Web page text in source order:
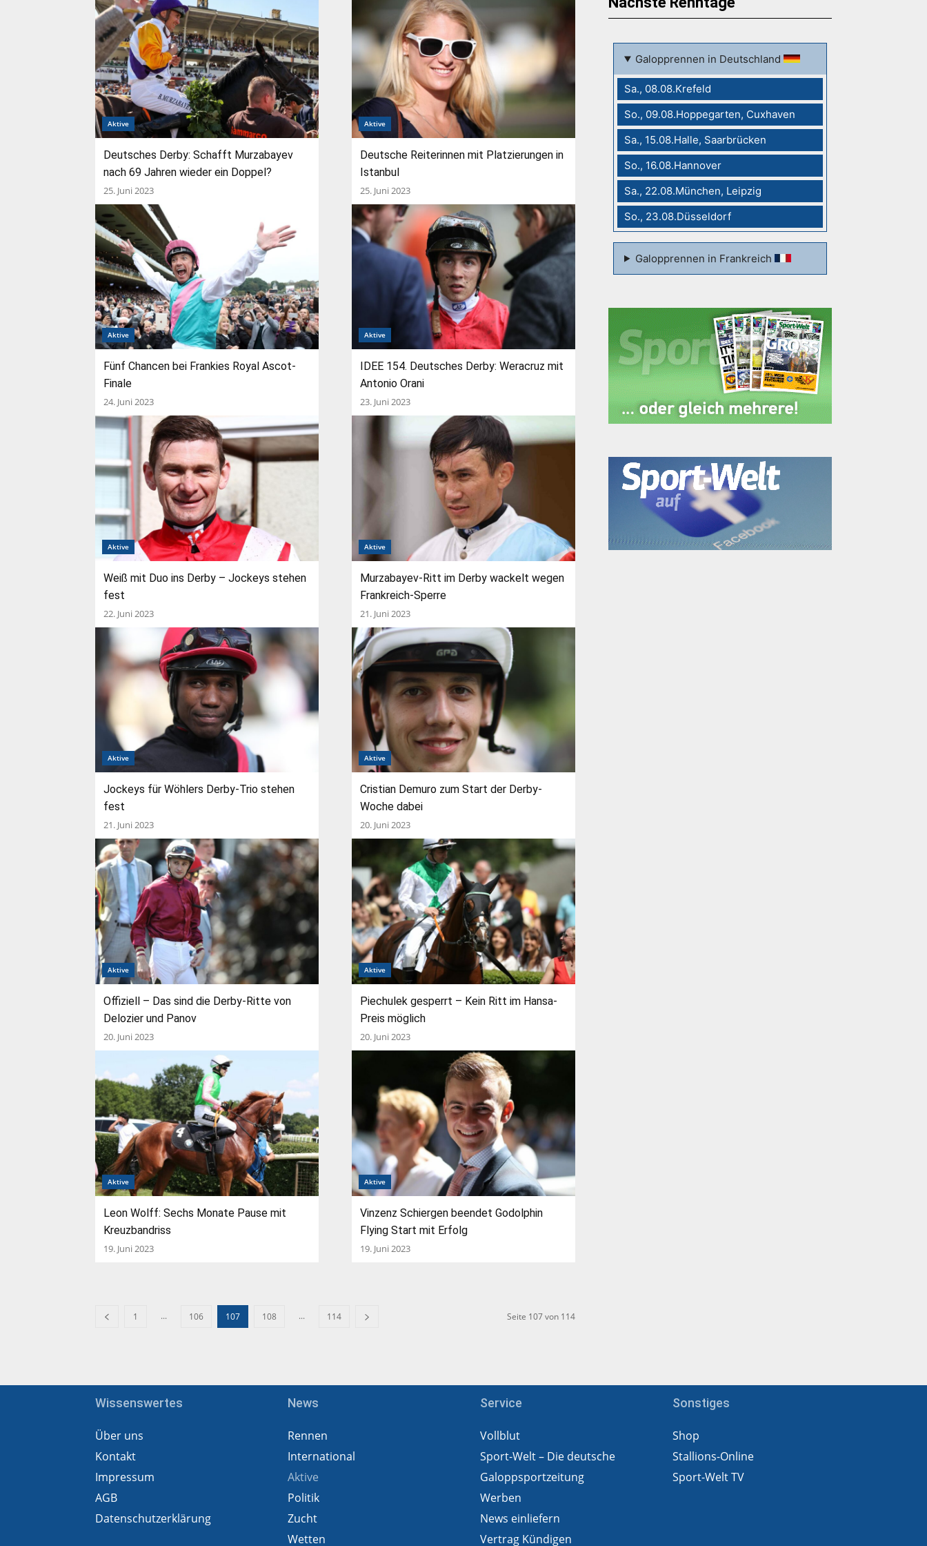
Aktive
Deutsches Derby: Schafft Murzabayev
nach 69 Jahren wieder ein Doppel?
25. Juni 2023
Aktive
Deutsche Reiterinnen mit Platzierungen in
Istanbul
25. Juni 2023
Aktive
Fünf Chancen bei Frankies Royal Ascot-
Finale
24. Juni 2023
Aktive
IDEE 154. Deutsches Derby: Weracruz mit
Antonio Orani
23. Juni 2023
Aktive
Weiß mit Duo ins Derby – Jockeys stehen
fest
22. Juni 2023
Aktive
Murzabayev-Ritt im Derby wackelt wegen
Frankreich-Sperre
21. Juni 2023
Aktive
Jockeys für Wöhlers Derby-Trio stehen
fest
21. Juni 2023
Aktive
Cristian Demuro zum Start der Derby-
Woche dabei
20. Juni 2023
Aktive
Offiziell – Das sind die Derby-Ritte von
Delozier und Panov
20. Juni 2023
Aktive
Piechulek gesperrt – Kein Ritt im Hansa-
Preis möglich
20. Juni 2023
Aktive
Leon Wolff: Sechs Monate Pause mit
Kreuzbandriss
19. Juni 2023
Aktive
Vinzenz Schiergen beendet Godolphin
Flying Start mit Erfolg
19. Juni 2023
1 ... 106 107 108 ... 114 Seite 107 von 114
Galopprennen in Deutschland
Sa., 08.08.Krefeld
So., 09.08.Hoppegarten, Cuxhaven
Sa., 15.08.Halle, Saarbrücken
So., 16.08.Hannover
Sa., 22.08.München, Leipzig
So., 23.08.Düsseldorf
Galopprennen in Frankreich
Wissenswertes
Über uns
Kontakt
Impressum
AGB
Datenschutzerklärung
News
Rennen
International
Aktive
Politik
Zucht
Wetten
Service
Vollblut
Sport-Welt – Die deutsche
Galoppsportzeitung
Werben
News einliefern
Vertrag Kündigen
Sonstiges
Shop
Stallions-Online
Sport-Welt TV